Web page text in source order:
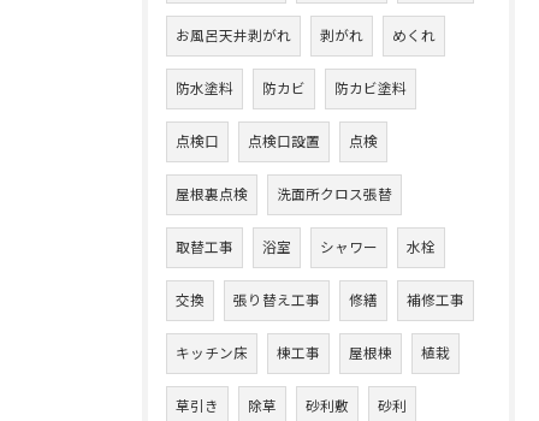
お風呂天井剥がれ 剥がれ めくれ
防水塗料 防カビ 防カビ塗料
点検口 点検口設置 点検
屋根裏点検 洗面所クロス張替
取替工事 浴室 シャワー 水栓
交換 張り替え工事 修繕 補修工事
キッチン床 棟工事 屋根棟 植栽
草引き 除草 砂利敷 砂利